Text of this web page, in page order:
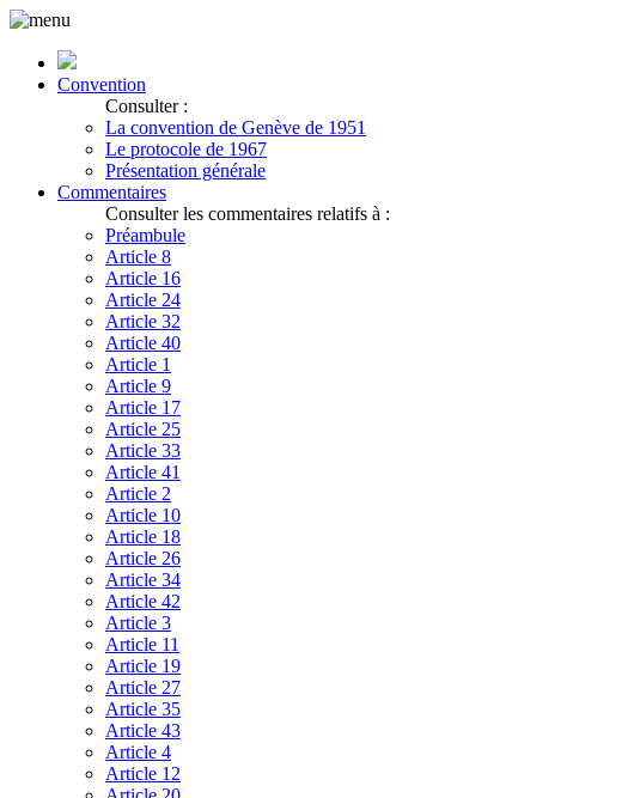
Convention
Consulter :
La convention de Genève de 1951
Le protocole de 1967
Présentation générale
Commentaires
Consulter les commentaires relatifs à :
Préambule
Article 8
Article 16
Article 24
Article 32
Article 40
Article 1
Article 9
Article 17
Article 25
Article 33
Article 41
Article 2
Article 10
Article 18
Article 26
Article 34
Article 42
Article 3
Article 11
Article 19
Article 27
Article 35
Article 43
Article 4
Article 12